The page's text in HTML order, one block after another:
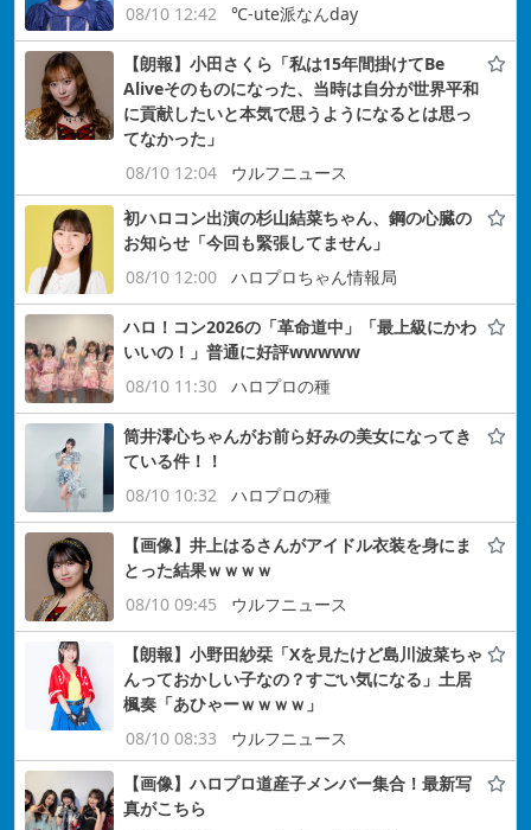
08/10 12:42
℃-ute派なんday
【朗報】小田さくら「私は15年間掛けてBe
Aliveそのものになった、当時は自分が世界平和
に貢献したいと本気で思うようになるとは思っ
てなかった」
08/10 12:04
ウルフニュース
初ハロコン出演の杉山結菜ちゃん、鋼の心臓の
お知らせ「今回も緊張してません」
08/10 12:00
ハロプロちゃん情報局
ハロ！コン2026の「革命道中」「最上級にかわ
いいの！」普通に好評wwwww
08/10 11:30
ハロプロの種
筒井澪心ちゃんがお前ら好みの美女になってき
ている件！！
08/10 10:32
ハロプロの種
【画像】井上はるさんがアイドル衣装を身にま
とった結果ｗｗｗｗ
08/10 09:45
ウルフニュース
【朗報】小野田紗栞「Xを見たけど島川波菜ちゃ
んっておかしい子なの？すごい気になる」土居
楓奏「あひゃーｗｗｗｗ」
08/10 08:33
ウルフニュース
【画像】ハロプロ道産子メンバー集合！最新写
真がこちら